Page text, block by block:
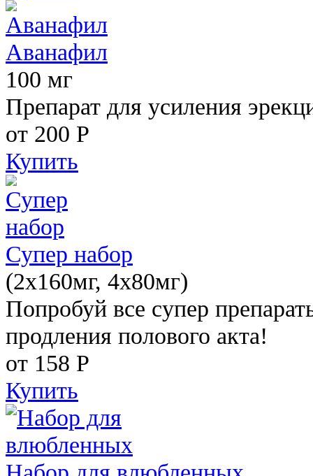
Аванафил
100 мг
Препарат для усиления
от 200 Р
Купить
Супер набор
(2х160мг, 4х80мг)
Попробуй все супер
продления полового акта!
от 158 Р
Купить